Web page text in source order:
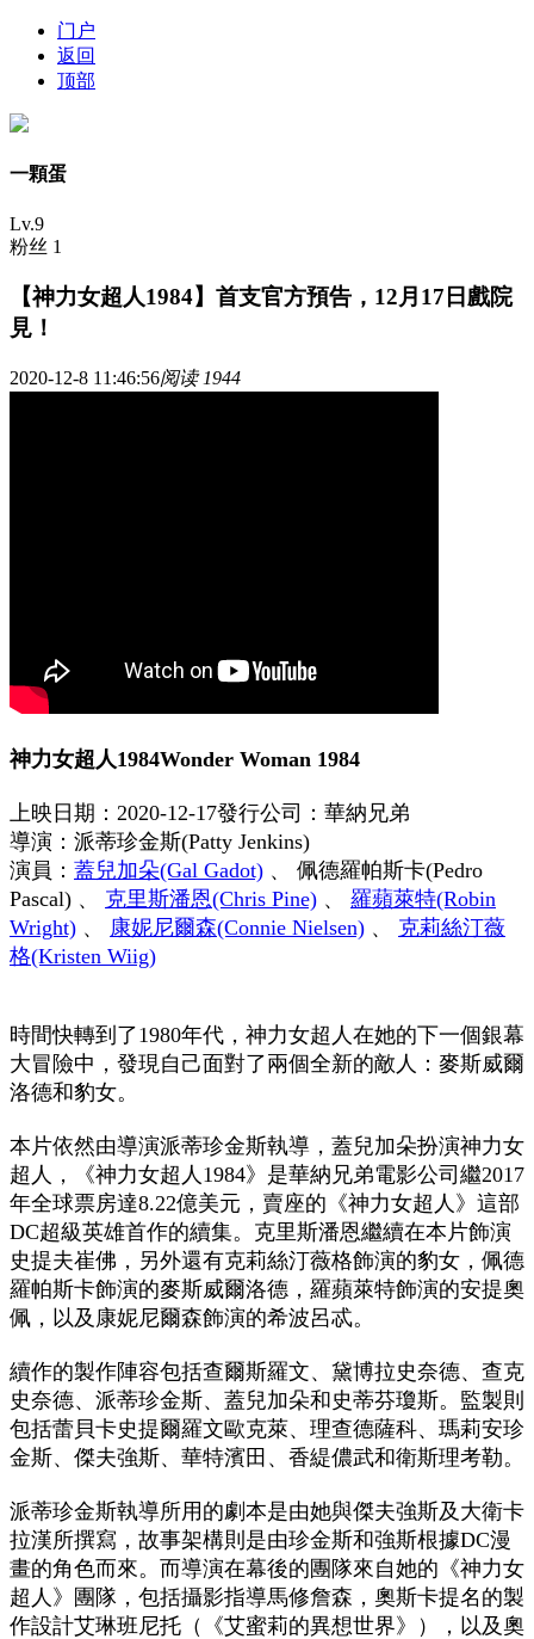
门户
返回
顶部
一顆蛋
Lv.9
粉丝 1
【神力女超人1984】首支官方預告，12月17日戲院
見！
2020-12-8 11:46:56阅读 1944
神力女超人1984Wonder Woman 1984
上映日期：2020-12-17發行公司：華納兄弟
導演： 派蒂珍金斯(Patty Jenkins)
演員： 蓋兒加朵(Gal Gadot) 、 佩德羅帕斯卡(Pedro
Pascal) 、 克里斯潘恩(Chris Pine) 、 羅蘋萊特(Robin
Wright) 、 康妮尼爾森(Connie Nielsen) 、 克莉絲汀薇
格(Kristen Wiig)
時間快轉到了1980年代，神力女超人在她的下一個銀幕
大冒險中，發現自己面對了兩個全新的敵人：麥斯威爾
洛德和豹女。
本片依然由導演派蒂珍金斯執導，蓋兒加朵扮演神力女
超人，《神力女超人1984》是華納兄弟電影公司繼2017
年全球票房達8.22億美元，賣座的《神力女超人》這部
DC超級英雄首作的續集。克里斯潘恩繼續在本片飾演
史提夫崔佛，另外還有克莉絲汀薇格飾演的豹女，佩德
羅帕斯卡飾演的麥斯威爾洛德，羅蘋萊特飾演的安提奧
佩，以及康妮尼爾森飾演的希波呂忒。
續作的製作陣容包括查爾斯羅文、黛博拉史奈德、查克
史奈德、派蒂珍金斯、蓋兒加朵和史蒂芬瓊斯。監製則
包括蕾貝卡史提爾羅文歐克萊、理查德薩科、瑪莉安珍
金斯、傑夫強斯、華特濱田、香緹儂武和衛斯理考勒。
派蒂珍金斯執導所用的劇本是由她與傑夫強斯及大衛卡
拉漢所撰寫，故事架構則是由珍金斯和強斯根據DC漫
畫的角色而來。而導演在幕後的團隊來自她的《神力女
超人》團隊，包括攝影指導馬修詹森，奧斯卡提名的製
作設計艾琳班尼托（《艾蜜莉的異想世界》），以及奧